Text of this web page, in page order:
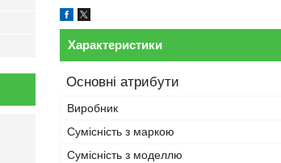
Характеристики
Основні атрибути
Виробник
Сумісність з маркою
Сумісність з моделлю